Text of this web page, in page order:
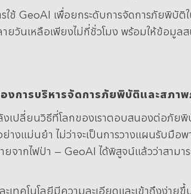
ใช้ GeoAI เพื่อยกระดับการจัดการภัยพิ
ลายวันเหลือเพียงไม่กี่ชั่วโมง พร้อมให้ข้อ
งการบริหารจัดการภัยพิบัติและสภา
งเปลี่ยนวิธีที่โลกของเราตอบสนองต่อภัย
างแม่นยำ ไม่ว่าจะเป็นการวางแผนรับมื
ยจากไฟป่า — GeoAI ได้พิสูจน์แล้วว่าสา
เทคโนโลยีมีความละเอียดและเข้าถึงง่า